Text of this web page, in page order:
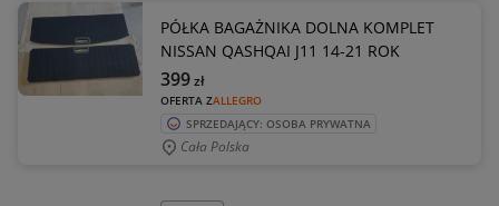
PÓŁKA BAGAŻNIKA DOLNA KOMPLET
NISSAN QASHQAI J11 14-21 ROK
OFERTA ZALLEGRO
399zł
SPRZEDAJĄCY: OSOBA PRYWATNA
Cała Polska